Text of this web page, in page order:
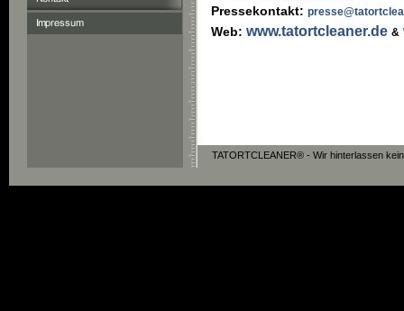
Pressekontakt:
Web: www.tatortcleaner.de &
TATORTCLEANER® - Wir hinterlassen